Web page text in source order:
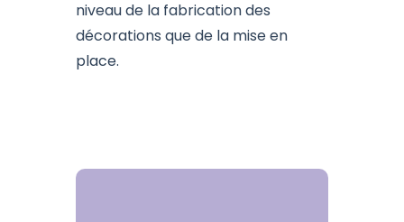
niveau de la fabrication des
décorations que de la mise en
place.